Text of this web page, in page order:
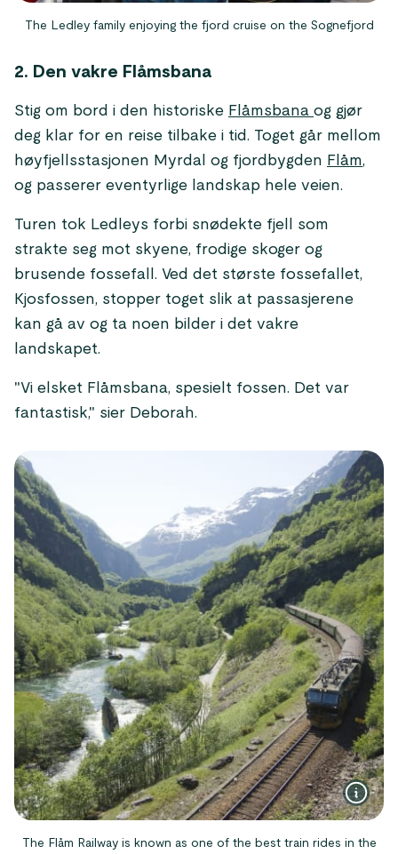
The Ledley family enjoying the fjord cruise on the Sognefjord
2. Den vakre Flåmsbana
Stig om bord i den historiske Flåmsbana og gjør
deg klar for en reise tilbake i tid. Toget går mellom
høyfjellsstasjonen Myrdal og fjordbygden Flåm,
og passerer eventyrlige landskap hele veien.
Turen tok Ledleys forbi snødekte fjell som
strakte seg mot skyene, frodige skoger og
brusende fossefall. Ved det største fossefallet,
Kjosfossen, stopper toget slik at passasjerene
kan gå av og ta noen bilder i det vakre
landskapet.
"Vi elsket Flåmsbana, spesielt fossen. Det var
fantastisk," sier Deborah.
The Flåm Railway is known as one of the best train rides in the